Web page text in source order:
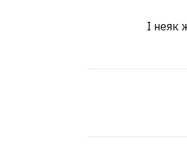
І неяк